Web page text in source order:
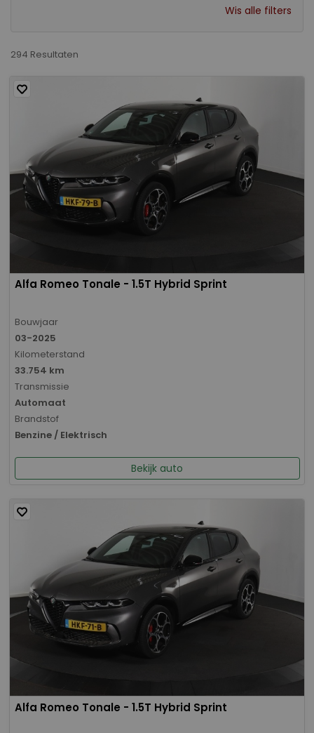
Wis alle filters
294 Resultaten
Alfa Romeo Tonale - 1.5T Hybrid Sprint
Bouwjaar
03-2025
Kilometerstand
33.754 km
Transmissie
Automaat
Brandstof
Benzine / Elektrisch
Bekijk auto
Alfa Romeo Tonale - 1.5T Hybrid Sprint